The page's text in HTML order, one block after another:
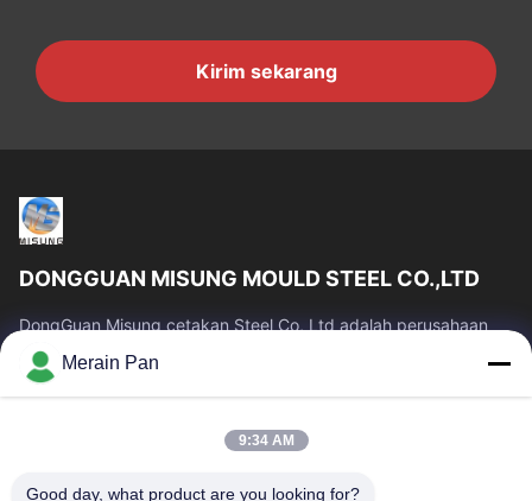
Kirim sekarang
DONGGUAN MISUNG MOULD STEEL CO.,LTD
DongGuan Misung cetakan Steel Co, Ltd adalah perusahaan
terkemuka pasokan baja mati plastik, baja kerja panas, baja
kerja dingin, baja struktural...
Tautan Cepat
Produk
Tampilan VR
Tentang Kami
Merain Pan
9:34 AM
Good day, what product are you looking for?